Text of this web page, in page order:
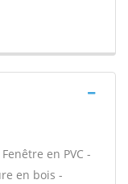
en PVC -
en bois -